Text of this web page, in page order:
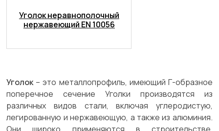
Уголок неравнополочный
нержавеющий EN 10056
Уголок– это металлопрофиль, имеющий Г-образное
поперечное сечение Уголки производятся из
различных видов стали, включая углеродистую,
легированную и нержавеющую, а также из алюминия.